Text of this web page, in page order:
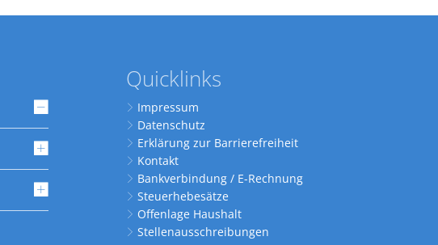
Quicklinks
Impressum
Datenschutz
Erklärung zur Barrierefreiheit
Kontakt
Bankverbindung / E-Rechnung
Steuerhebesätze
Offenlage Haushalt
Stellenausschreibungen